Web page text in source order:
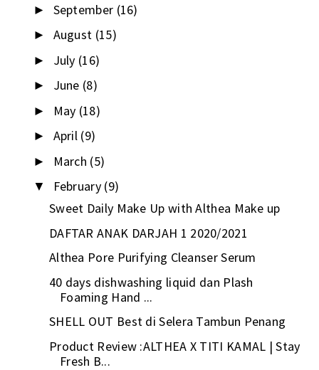
► September (16)
► August (15)
► July (16)
► June (8)
► May (18)
► April (9)
► March (5)
▼ February (9)
Sweet Daily Make Up with Althea Make up
DAFTAR ANAK DARJAH 1 2020/2021
Althea Pore Purifying Cleanser Serum
40 days dishwashing liquid dan Plash
Foaming Hand ...
SHELL OUT Best di Selera Tambun Penang
Product Review :ALTHEA X TITI KAMAL | Stay
Fresh B...